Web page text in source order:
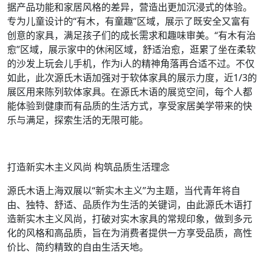
据产品功能和家居风格的差异，营造出更加沉浸式的体验。
专为儿童设计的“有木，有童趣”区域，展示了既安全又富有
创意的家具，满足孩子们的成长需求和趣味审美。“有木有治
愈”区域，展示家中的休闲区域，舒适治愈，逛累了坐在柔软
的沙发上玩会儿手机，作为i人的精神角落再合适不过。不仅
如此，此次源氏木语加强对于软体家具的展示力度，近1/3的
展区用来陈列软体家具。在源氏木语的展览空间，每个人都
能体验到健康而有品质的生活方式，享受家居美学带来的快
乐与满足，探索生活的无限可能。
打造新实木主义风尚 构筑品质生活理念
源氏木语上海双展以“新实木主义”为主题，当代青年将自
由、独特、舒适、品质作为生活的关键词，由此源氏木语打
造新实木主义风尚，打破对实木家具的常规印象，做到多元
化的风格和高品质，旨在为消费者提供一方享受品质，高性
价比、简约精致的自由生活天地。